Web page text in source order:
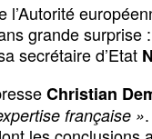
l’Autorité
grande
secrétaire d’Etat
Christian
française »